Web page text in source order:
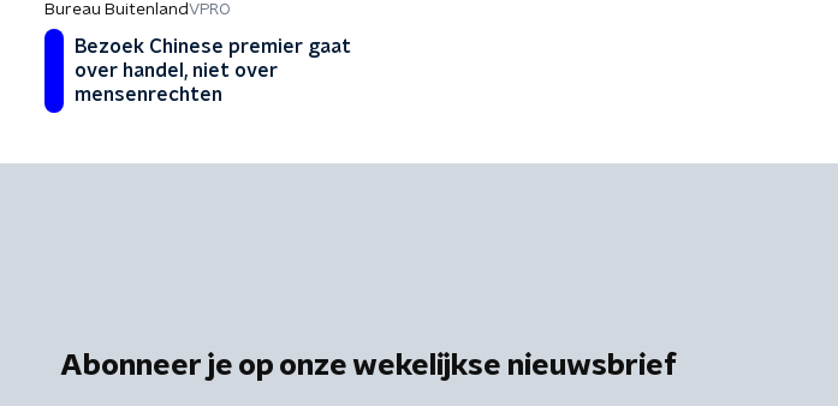
Bureau BuitenlandVPRO
Bezoek Chinese premier gaat
over handel, niet over
mensenrechten
Abonneer je op onze wekelijkse nieuwsbrief